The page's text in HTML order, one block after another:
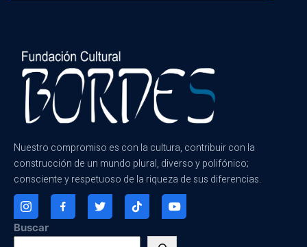
Nuestro compromiso es con la cultura, contribuir con la
construcción de un mundo plural, diverso y polifónico;
consciente y respetuoso de la riqueza de sus diferencias.
Buscar